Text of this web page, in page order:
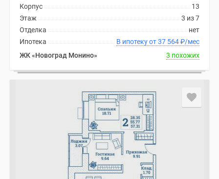
13
Корпус
3 из 7
Этаж
нет
Отделка
В ипотеку от 37 564₽/мес
Ипотека
ЖК «Новоград Монино»
3 похожих